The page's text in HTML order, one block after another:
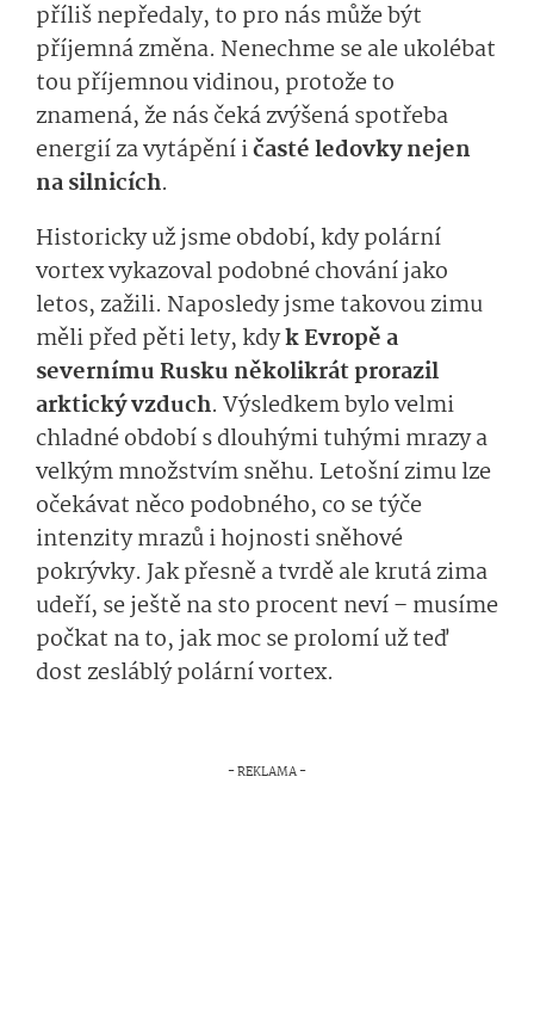
příliš nepředaly, to pro nás může být
příjemná změna. Nenechme se ale ukolébat
tou příjemnou vidinou, protože to
znamená, že nás čeká zvýšená spotřeba
energií za vytápění ičasté ledovky nejen
na silnicích.
Historicky už jsme období, kdy polární
vortex vykazoval podobné chování jako
letos, zažili. Naposledy jsme takovou zimu
měli před pěti lety, kdyk Evropě a
severnímu Rusku několikrát prorazil
arktický vzduch. Výsledkem bylo velmi
chladné období s dlouhými tuhými mrazy a
velkým množstvím sněhu. Letošní zimu lze
očekávat něco podobného, co se týče
intenzity mrazů i hojnosti sněhové
pokrývky. Jak přesně a tvrdě ale krutá zima
udeří, se ještě na sto procent neví – musíme
počkat na to, jak moc se prolomí už teď
dost zesláblý polární vortex.